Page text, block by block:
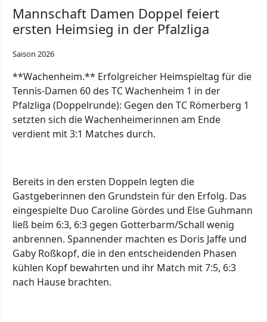
Mannschaft Damen Doppel feiert
ersten Heimsieg in der Pfalzliga
Saison 2026
**Wachenheim.** Erfolgreicher Heimspieltag für die
Tennis-Damen 60 des TC Wachenheim 1 in der
Pfalzliga (Doppelrunde): Gegen den TC Römerberg 1
setzten sich die Wachenheimerinnen am Ende
verdient mit 3:1 Matches durch.
Bereits in den ersten Doppeln legten die
Gastgeberinnen den Grundstein für den Erfolg. Das
eingespielte Duo Caroline Gördes und Else Guhmann
ließ beim 6:3, 6:3 gegen Gotterbarm/Schall wenig
anbrennen. Spannender machten es Doris Jaffe und
Gaby Roßkopf, die in den entscheidenden Phasen
kühlen Kopf bewahrten und ihr Match mit 7:5, 6:3
nach Hause brachten.